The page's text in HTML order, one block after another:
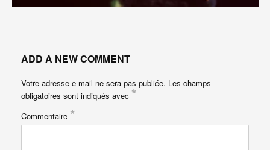
ADD A NEW COMMENT
Votre adresse e-mail ne sera pas publiée. Les champs
obligatoires sont indiqués avec *
Commentaire *